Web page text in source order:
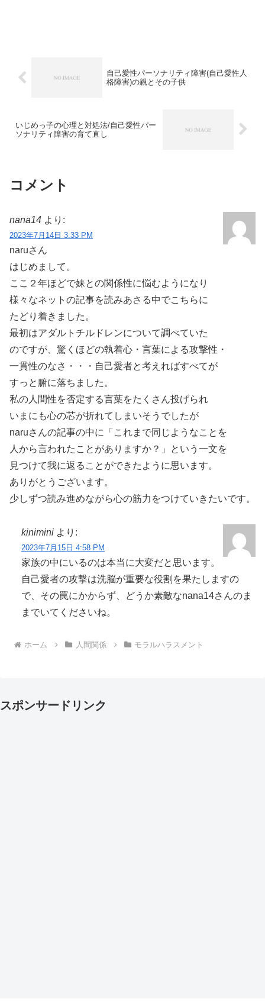
自己愛性パーソナリティ障害(自己愛性人
格障害)の親とその子供
いじめっ子の心理と対処法/自己愛性パー
ソナリティ障害の育て直し
コメント
nana14 より:
2023年7月14日 3:33 PM
naruさん
はじめまして。
ここ２年ほどで妹との関係性に悩むようになり
様々なネットの記事を読みあさる中でこちらに
たどり着きました。
最初はアダルトチルドレンについて調べていた
のですが、驚くほどの執着心・言葉による攻撃性・
一貫性のなさ・・・自己愛者と考えればすべてが
すっと腑に落ちました。
私の人間性を否定する言葉をたくさん投げられ
いまにも心の芯が折れてしまいそうでしたが
naruさんの記事の中に「これまで同じようなことを
人から言われたことがありますか？」という一文を
見つけて我に返ることができたように思います。
ありがとうございます。
少しずつ読み進めながら心の筋力をつけていきたいです。
kinimini より:
2023年7月15日 4:58 PM
家族の中にいるのは本当に大変だと思います。
自己愛者の攻撃は洗脳が重要な役割を果たしますの
で、その罠にかからず、どうか素敵なnana14さんのま
までいてくださいね。
ホーム 人間関係 モラルハラスメント
スポンサードリンク